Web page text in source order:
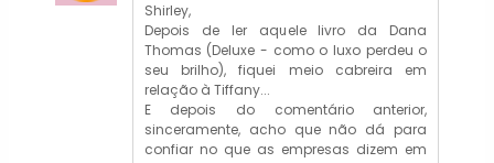
Shirley,
Depois de ler aquele livro da Dana
Thomas (Deluxe - como o luxo perdeu o
seu brilho), fiquei meio cabreira em
relação à Tiffany...
E depois do comentário anterior,
sinceramente, acho que não dá para
confiar no que as empresas dizem em